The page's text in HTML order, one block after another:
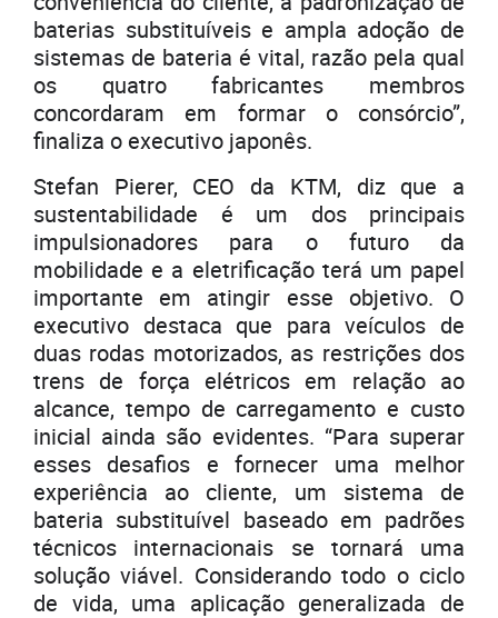
baterias substituíveis e ampla adoção de
sistemas de bateria é vital, razão pela qual
os quatro fabricantes membros
concordaram em formar o consórcio”,
finaliza o executivo japonês.
Stefan Pierer, CEO da KTM, diz que a
sustentabilidade é um dos principais
impulsionadores para o futuro da
mobilidade e a eletrificação terá um papel
importante em atingir esse objetivo. O
executivo destaca que para veículos de
duas rodas motorizados, as restrições dos
trens de força elétricos em relação ao
alcance, tempo de carregamento e custo
inicial ainda são evidentes. “Para superar
esses desafios e fornecer uma melhor
experiência ao cliente, um sistema de
bateria substituível baseado em padrões
técnicos internacionais se tornará uma
solução viável. Considerando todo o ciclo
de vida, uma aplicação generalizada de